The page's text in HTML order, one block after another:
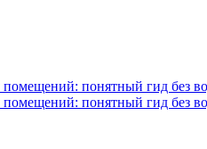
помещений: понятный гид без
помещений: понятный гид без